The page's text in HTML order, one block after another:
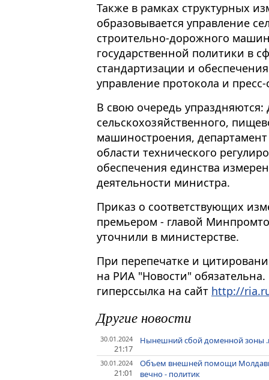
Также в рамках структурных
образовывается управление
строительно-дорожного
государственной политики в
стандартизации и
управление протокола и
В свою очередь упраздняются:
сельскохозяйственного,
машиностроения,
области технического
обеспечения единства
деятельности министра.
Приказ о соответствующих
премьером - главой
уточнили в министерстве.
При перепечатке и
на РИА "Новости"
гиперссылка на сайт http://
Другие новости
30.01.2024
21:17
Нынешний сбой доменной зоны
30.01.2024
21:01
Объем внешней помощи
вечно - политик